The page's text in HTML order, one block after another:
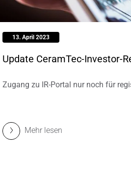
13. April 2023
Update CeramTec-Investor-
Zugang zu IR-Portal nur noch für
Mehr lesen